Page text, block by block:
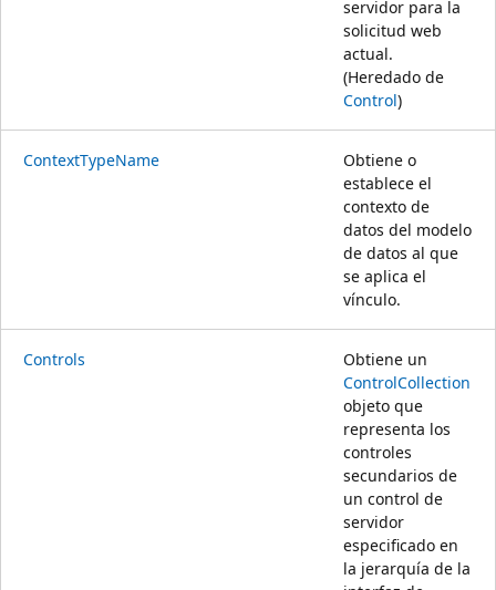
servidor para la
solicitud web
actual.
(Heredado de
Control)
ContextTypeName
Obtiene o
establece el
contexto de
datos del modelo
de datos al que
se aplica el
vínculo.
Controls
Obtiene un
ControlCollection
objeto que
representa los
controles
secundarios de
un control de
servidor
especificado en
la jerarquía de la